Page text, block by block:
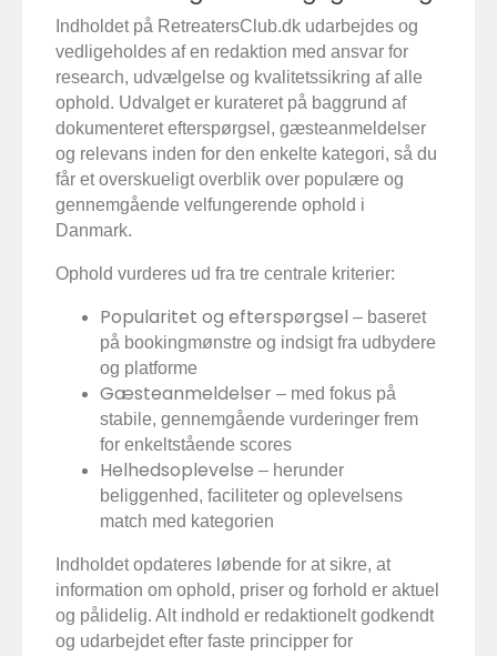
Indholdet på RetreatersClub.dk udarbejdes og
vedligeholdes af en redaktion med ansvar for
research, udvælgelse og kvalitetssikring af alle
ophold. Udvalget er kurateret på baggrund af
dokumenteret efterspørgsel, gæsteanmeldelser
og relevans inden for den enkelte kategori, så du
får et overskueligt overblik over populære og
gennemgående velfungerende ophold i
Danmark.
Ophold vurderes ud fra tre centrale kriterier:
Popularitet og efterspørgsel – baseret
på bookingmønstre og indsigt fra udbydere
og platforme
Gæsteanmeldelser – med fokus på
stabile, gennemgående vurderinger frem
for enkeltstående scores
Helhedsoplevelse – herunder
beliggenhed, faciliteter og oplevelsens
match med kategorien
Indholdet opdateres løbende for at sikre, at
information om ophold, priser og forhold er aktuel
og pålidelig. Alt indhold er redaktionelt godkendt
og udarbejdet efter faste principper for